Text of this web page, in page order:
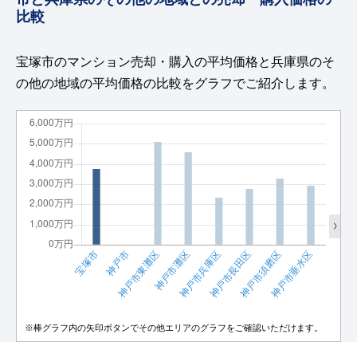
比較
宝塚市のマンション売却・購入の平均価格と兵庫県のそ
の他の地域の平均価格の比較をグラフでご紹介します。
※棒グラフ内の矢印ボタンでその他エリアのグラフをご確認いただけます。